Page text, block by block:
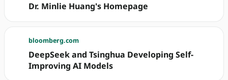
Dr. Minlie Huang's Homepage
bloomberg.com
DeepSeek and Tsinghua Developing Self-
Improving AI Models